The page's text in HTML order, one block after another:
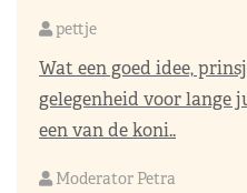
pettje
Wat een goed idee,
gelegenheid voor lange
een van de koni..
Moderator Petra